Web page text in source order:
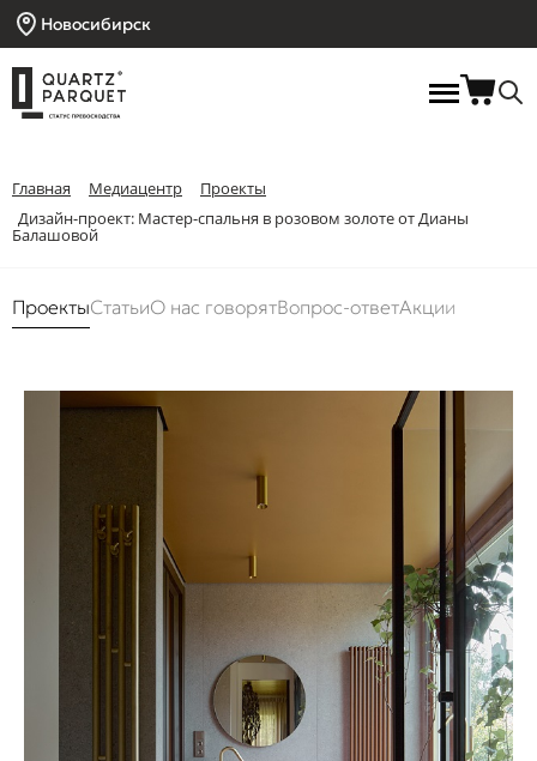
Новосибирск
Главная Медиацентр
Проекты
Дизайн-проект: Мастер-спальня в розовом золоте от Дианы
Балашовой
ПроектыСтатьиО нас говорятВопрос-ответАкции